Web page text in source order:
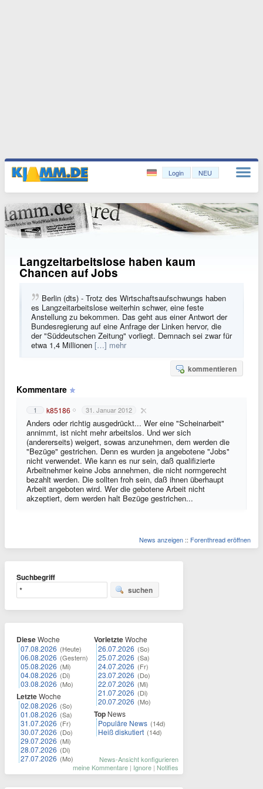
Login NEU
Langzeitarbeitslose haben kaum
Chancen auf Jobs
Berlin (dts) - Trotz des Wirtschaftsaufschwungs haben
es Langzeitarbeitslose weiterhin schwer, eine feste
Anstellung zu bekommen. Das geht aus einer Antwort der
Bundesregierung auf eine Anfrage der Linken hervor, die
der "Süddeutschen Zeitung" vorliegt. Demnach sei zwar für
etwa 1,4 Millionen […] mehr
kommentieren
Kommentare
1 k85186 31. Januar 2012
Anders oder richtig ausgedrückt... Wer eine "Scheinarbeit"
annimmt, ist nicht mehr arbeitslos. Und wer sich
(andererseits) weigert, sowas anzunehmen, dem werden die
"Bezüge" gestrichen. Denn es wurden ja angebotene "Jobs"
nicht verwendet. Wie kann es nur sein, daß qualifizierte
Arbeitnehmer keine Jobs annehmen, die nicht normgerecht
bezahlt werden. Die sollten froh sein, daß ihnen überhaupt
Arbeit angeboten wird. Wer die gebotene Arbeit nicht
akzeptiert, dem werden halt Bezüge gestrichen...
News anzeigen :: Forenthread eröffnen
Suchbegriff
suchen
DieseWoche
07.08.2026 (Heute)
06.08.2026 (Gestern)
05.08.2026 (Mi)
04.08.2026 (Di)
03.08.2026 (Mo)
LetzteWoche
02.08.2026 (So)
01.08.2026 (Sa)
31.07.2026 (Fr)
30.07.2026 (Do)
29.07.2026 (Mi)
28.07.2026 (Di)
27.07.2026 (Mo)
VorletzteWoche
26.07.2026 (So)
25.07.2026 (Sa)
24.07.2026 (Fr)
23.07.2026 (Do)
22.07.2026 (Mi)
21.07.2026 (Di)
20.07.2026 (Mo)
Top News
Populäre News (14d)
Heiß diskutiert (14d)
News-Ansicht konfigurieren
meine Kommentare | Ignore | Notifies